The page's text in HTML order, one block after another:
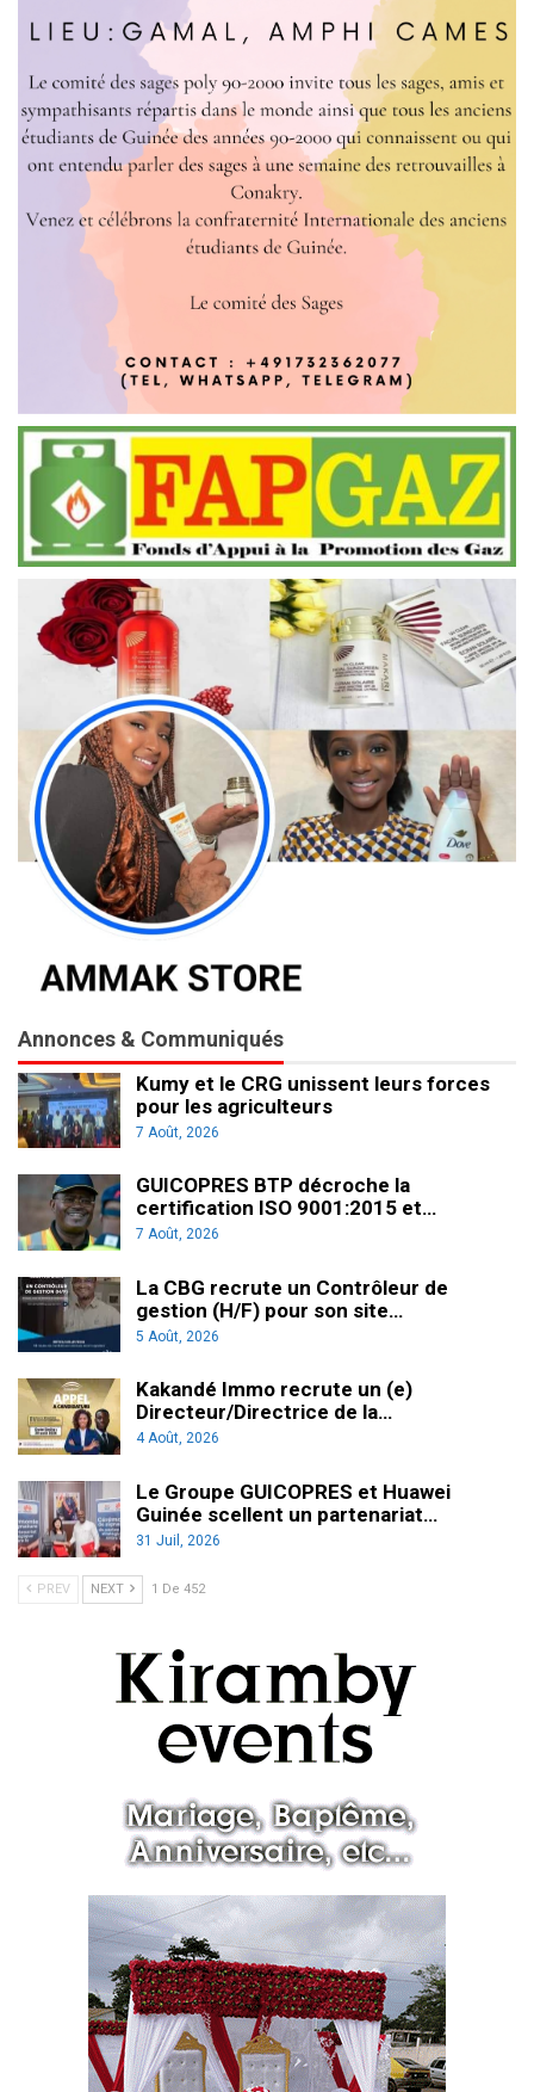
Annonces & Communiqués
Kumy et le CRG unissent leurs forces
pour les agriculteurs
7 Août, 2026
GUICOPRES BTP décroche la
certification ISO 9001:2015 et…
7 Août, 2026
La CBG recrute un Contrôleur de
gestion (H/F) pour son site…
5 Août, 2026
Kakandé Immo recrute un (e)
Directeur/Directrice de la…
4 Août, 2026
Le Groupe GUICOPRES et Huawei
Guinée scellent un partenariat…
31 Juil, 2026
PREV NEXT 1 De 452